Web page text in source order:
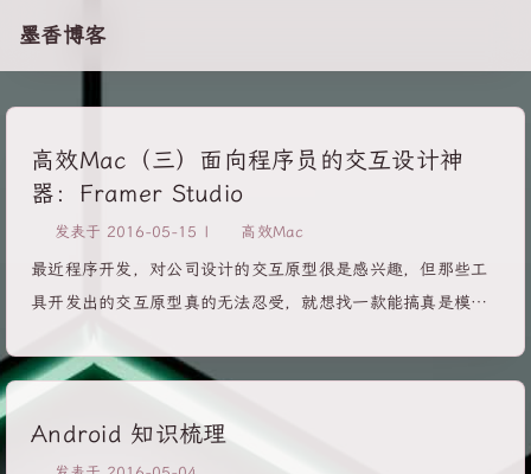
墨香博客
高效Mac（三）面向程序员的交互设计神
器：Framer Studio
发表于 2016-05-15 | 高效Mac
最近程序开发，对公司设计的交互原型很是感兴趣，但那些工
具开发出的交互原型真的无法忍受，就想找一款能搞真是模拟
交互设计工具，相对其他工具来说学习成本较高，但是对于会
定，但是还是忍不住先介绍出来让大家尝尝鲜，下面进入正
题。 软件名称：Framer studio 该软件为Mac平台的移动交互
Android 知识梳理